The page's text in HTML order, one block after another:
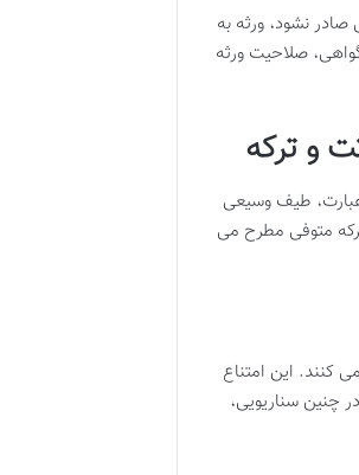
نشود، ورثه به
صلاحیت ورثه
و ترکه
طیف وسیعی
متوفی مطرح می
کنند. این امتناع
چنین سناریویی،